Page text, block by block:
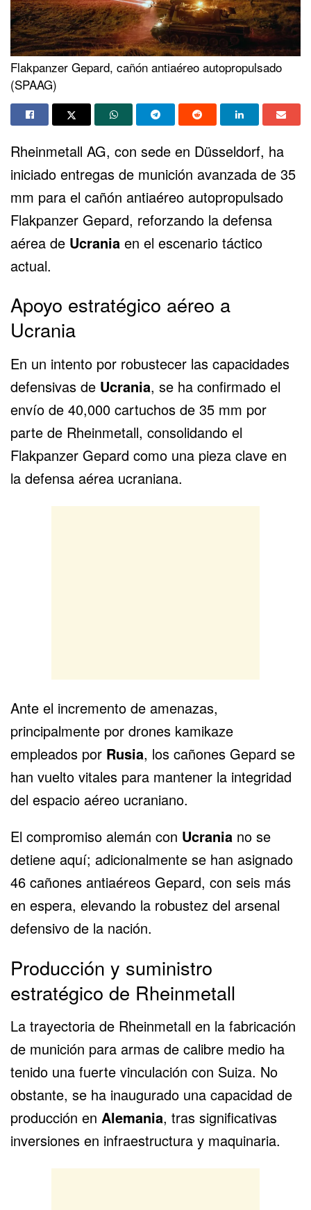
Flakpanzer Gepard, cañón antiaéreo autopropulsado
(SPAAG)
Rheinmetall AG, con sede en Düsseldorf, ha
iniciado entregas de munición avanzada de 35
mm para el cañón antiaéreo autopropulsado
Flakpanzer Gepard, reforzando la defensa
aérea de Ucrania en el escenario táctico
actual.
Apoyo estratégico aéreo a
Ucrania
En un intento por robustecer las capacidades
defensivas de Ucrania, se ha confirmado el
envío de 40,000 cartuchos de 35 mm por
parte de Rheinmetall, consolidando el
Flakpanzer Gepard como una pieza clave en
la defensa aérea ucraniana.
Ante el incremento de amenazas,
principalmente por drones kamikaze
empleados por Rusia, los cañones Gepard se
han vuelto vitales para mantener la integridad
del espacio aéreo ucraniano.
El compromiso alemán con Ucrania no se
detiene aquí; adicionalmente se han asignado
46 cañones antiaéreos Gepard, con seis más
en espera, elevando la robustez del arsenal
defensivo de la nación.
Producción y suministro
estratégico de Rheinmetall
La trayectoria de Rheinmetall en la fabricación
de munición para armas de calibre medio ha
tenido una fuerte vinculación con Suiza. No
obstante, se ha inaugurado una capacidad de
producción en Alemania, tras significativas
inversiones en infraestructura y maquinaria.